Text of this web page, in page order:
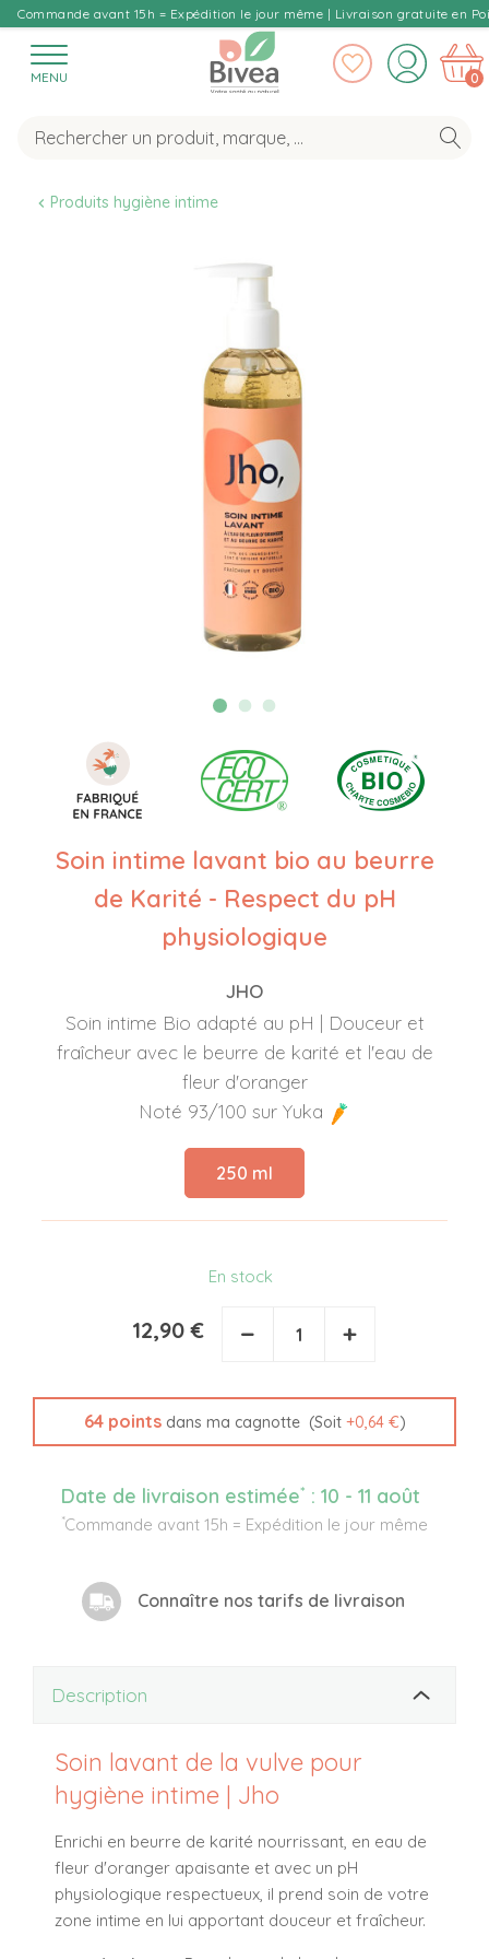
Commande avant 15h = Expédition le jour même | Livraison gratuite en
MENU 0
Produits hygiène intime
Soin intime lavant bio au beurre
de Karité - Respect du pH
physiologique
JHO
Soin intime Bio adapté au pH | Douceur et
fraîcheur avec le beurre de karité et l'eau de
fleur d'oranger
Noté 93/100 sur Yuka
250 ml
En stock
12,90 € − +
64pointsdans ma cagnotte (Soit +0,64 €)
Date de livraison estimée* : 10 - 11 août
*Commande avant 15h = Expédition le jour même
Connaître nos tarifs de livraison
Description
Soin lavant de la vulve pour
hygiène intime | Jho
Enrichi en beurre de karité nourrissant, en eau de
fleur d'oranger apaisante et avec un pH
physiologique respectueux, il prend soin de votre
zone intime en lui apportant douceur et fraîcheur.